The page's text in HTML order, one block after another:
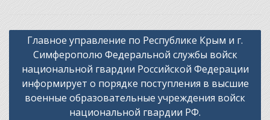
Навигация
записям
Главное управление по Республике Крым и г.
Симферополю Федеральной службы войск
национальной гвардии Российской Федерации
информирует о порядке поступления в высшие
военные образовательные учреждения войск
национальной гвардии РФ.